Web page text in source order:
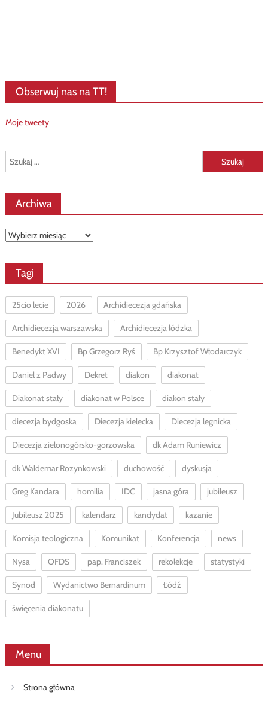
Obserwuj nas na TT!
Moje tweety
Szukaj:
Archiwa
Archiwa
Tagi
25cio lecie 2026 Archidiecezja gdańska
Archidiecezja warszawska Archidiecezja łódzka
Benedykt XVI Bp Grzegorz Ryś Bp Krzysztof Włodarczyk
Daniel z Padwy Dekret diakon diakonat
Diakonat stały diakonat w Polsce diakon stały
diecezja bydgoska Diecezja kielecka Diecezja legnicka
Diecezja zielonogórsko-gorzowska dk Adam Runiewicz
dk Waldemar Rozynkowski duchowość dyskusja
Greg Kandara homilia IDC jasna góra jubileusz
Jubileusz 2025 kalendarz kandydat kazanie
Komisja teologiczna Komunikat Konferencja news
Nysa OFDS pap. Franciszek rekolekcje statystyki
Synod Wydanictwo Bernardinum Łódź
święcenia diakonatu
Menu
Strona główna